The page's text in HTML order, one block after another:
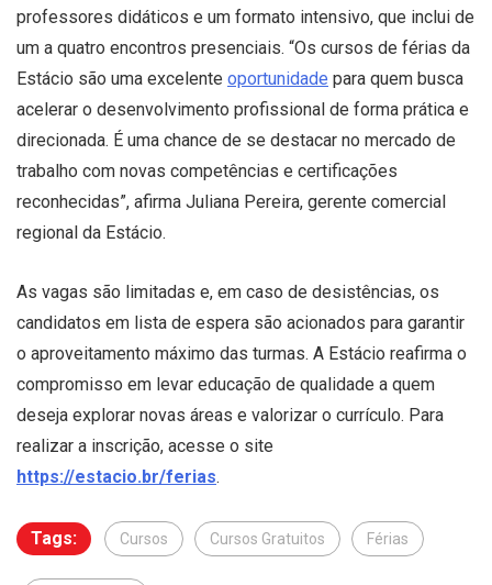
professores didáticos e um formato intensivo, que inclui de
um a quatro encontros presenciais. “Os cursos de férias da
Estácio são uma excelente oportunidade para quem busca
acelerar o desenvolvimento profissional de forma prática e
direcionada. É uma chance de se destacar no mercado de
trabalho com novas competências e certificações
reconhecidas”, afirma Juliana Pereira, gerente comercial
regional da Estácio.
As vagas são limitadas e, em caso de desistências, os
candidatos em lista de espera são acionados para garantir
o aproveitamento máximo das turmas. A Estácio reafirma o
compromisso em levar educação de qualidade a quem
deseja explorar novas áreas e valorizar o currículo. Para
realizar a inscrição, acesse o site
https://estacio.br/ferias.
Tags: Cursos Cursos Gratuitos Férias